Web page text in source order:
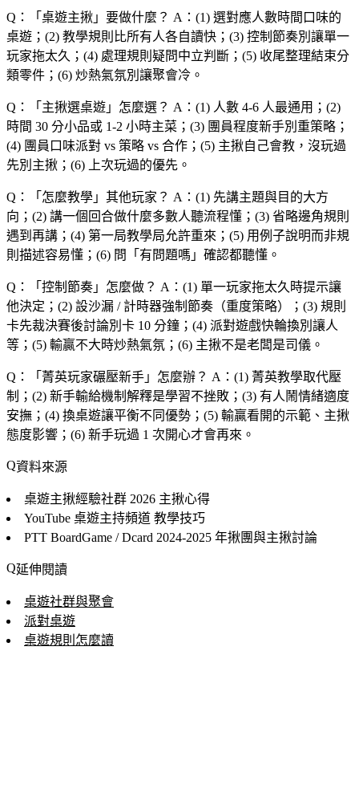
Q：「 桌遊主揪 」要做什麼？ A：(1) 選對應人數時間口味的
桌遊；(2) 教學規則比所有人各自讀快；(3) 控制節奏別讓單一
玩家拖太久；(4) 處理規則疑問中立判斷；(5) 收尾整理結束分
類零件；(6) 炒熱氣氛別讓聚會冷。
Q：「 主揪選桌遊 」怎麼選？ A：(1) 人數 4-6 人最通用；(2)
時間 30 分小品或 1-2 小時主菜；(3) 團員程度新手別重策略；
(4) 團員口味派對 vs 策略 vs 合作；(5) 主揪自己會教，沒玩過
先別主揪；(6) 上次玩過的優先。
Q：「 怎麼教學 」其他玩家？ A：(1) 先講主題與目的大方
向；(2) 講一個回合做什麼多數人聽流程懂；(3) 省略邊角規則
遇到再講；(4) 第一局教學局允許重來；(5) 用例子說明而非規
則描述容易懂；(6) 問「有問題嗎」確認都聽懂。
Q：「 控制節奏 」怎麼做？ A：(1) 單一玩家拖太久時提示讓
他決定；(2) 設沙漏 / 計時器強制節奏（重度策略）；(3) 規則
卡先裁決賽後討論別卡 10 分鐘；(4) 派對遊戲快輪換別讓人
等；(5) 輸贏不大時炒熱氣氛；(6) 主揪不是老闆是司儀。
Q：「 菁英玩家碾壓新手 」怎麼辦？ A：(1) 菁英教學取代壓
制；(2) 新手輸給機制解釋是學習不挫敗；(3) 有人鬧情緒適度
安撫；(4) 換桌遊讓平衡不同優勢；(5) 輸贏看開的示範、主揪
態度影響；(6) 新手玩過 1 次開心才會再來。
資料來源
桌遊主揪經驗社群 2026 主揪心得
YouTube 桌遊主持頻道 教學技巧
PTT BoardGame / Dcard 2024-2025 年揪團與主揪討論
延伸閱讀
桌遊社群與聚會
派對桌遊
桌遊規則怎麼讀